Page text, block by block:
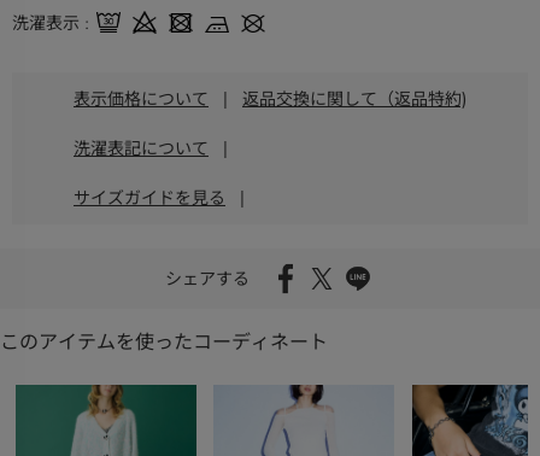
洗濯表示
表示価格について | 返品交換に関して（返品特約)
洗濯表記について |
サイズガイドを見る |
シェアする
このアイテムを使ったコーディネート